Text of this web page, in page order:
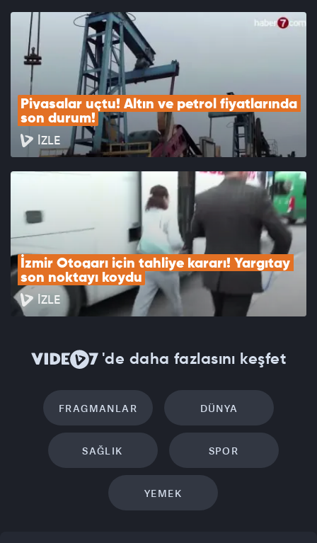
Piyasalar uçtu! Altın ve petrol fiyatlarında
son durum!
İZLE
İzmir Otogarı için tahliye kararı! Yargıtay
son noktayı koydu
İZLE
'de daha fazlasını keşfet
FRAGMANLAR DÜNYA
SAĞLIK SPOR
YEMEK